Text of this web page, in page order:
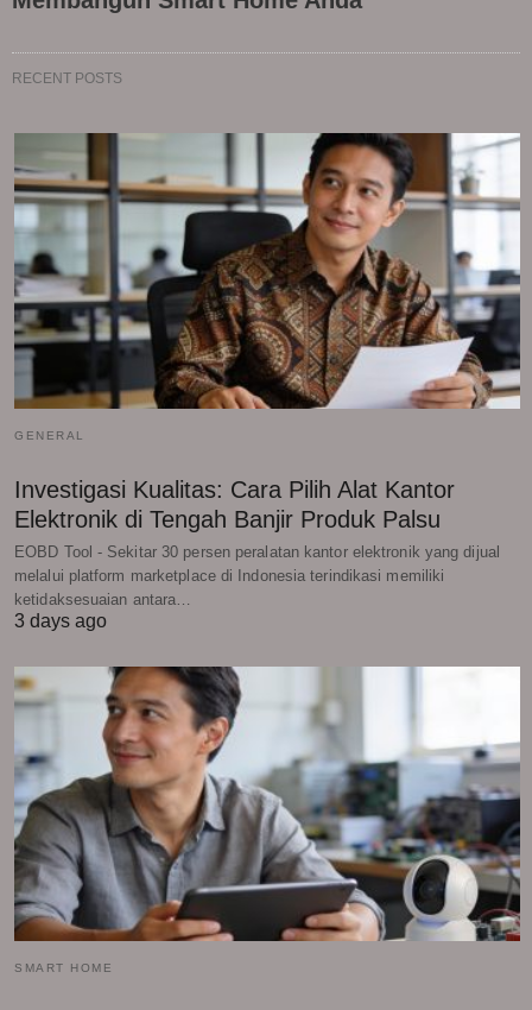
RECENT POSTS
GENERAL
Investigasi Kualitas: Cara Pilih Alat Kantor
Elektronik di Tengah Banjir Produk Palsu
EOBD Tool - Sekitar 30 persen peralatan kantor elektronik yang dijual
melalui platform marketplace di Indonesia terindikasi memiliki
ketidaksesuaian antara…
3 days ago
SMART HOME